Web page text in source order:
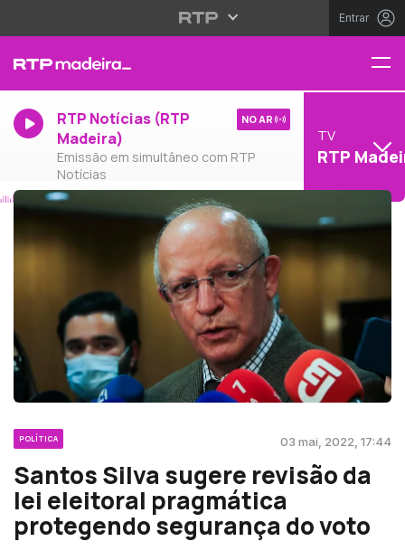
Entrar
RTP Notícias (RTP
Madeira)
Emissão em simultâneo com RTP
Notícias
NO AR
TV
RTP
POLÍTICA 03 mai, 2022, 17:44
Santos Silva sugere revisão da
lei eleitoral pragmática
protegendo segurança do voto